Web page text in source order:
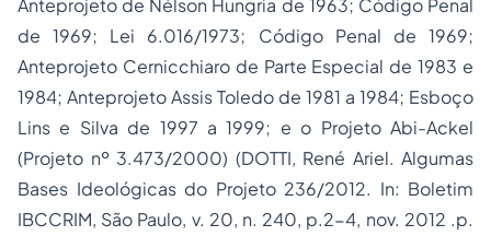
Anteprojeto de Nélson Hungria de 1963; Código Penal
de 1969; Lei 6.016/1973; Código Penal de 1969;
Anteprojeto Cernicchiaro de Parte Especial de 1983 e
1984; Anteprojeto Assis Toledo de 1981 a 1984; Esboço
Lins e Silva de 1997 a 1999; e o Projeto Abi-Ackel
(Projeto nº 3.473/2000) (DOTTI, René Ariel. Algumas
Bases Ideológicas do Projeto 236/2012. In: Boletim
IBCCRIM, São Paulo, v. 20, n. 240, p.2-4, nov. 2012 .p.